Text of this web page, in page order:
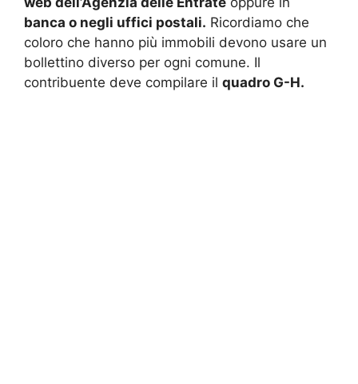
banca o negli uffici postali. Ricordiamo che
coloro che hanno più immobili devono usare un
bollettino diverso per ogni comune. Il
contribuente deve compilare il quadro G-H.